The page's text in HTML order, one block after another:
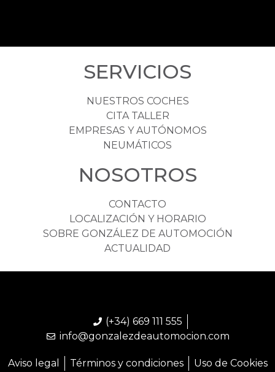
SERVICIOS
NUESTROS COCHES
CITA TALLER
EMPRESAS Y AUTÓNOMOS
NEUMÁTICOS
NOSOTROS
CONTACTO
LOCALIZACIÓN Y HORARIO
SOBRE GONZÁLEZ DE AUTOMOCIÓN
ACTUALIDAD
(+34) 669 111 555
info@gonzalezdeautomocion.com
Aviso legal Términos y condiciones Uso de Cookies